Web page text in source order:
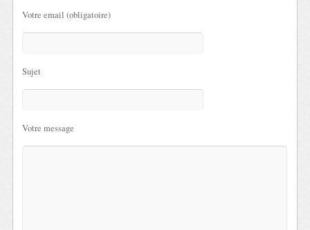
Votre email (obligatoire)
Sujet
Votre message